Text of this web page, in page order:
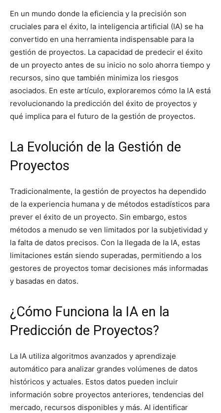
En un mundo donde la eficiencia y la precisión son
cruciales para el éxito, la inteligencia artificial (IA) se ha
convertido en una herramienta indispensable para la
gestión de proyectos. La capacidad de predecir el éxito
de un proyecto antes de su inicio no solo ahorra tiempo y
recursos, sino que también minimiza los riesgos
asociados. En este artículo, exploraremos cómo la IA está
revolucionando la predicción del éxito de proyectos y
qué implica para el futuro de la gestión de proyectos.
La Evolución de la Gestión de
Proyectos
Tradicionalmente, la gestión de proyectos ha dependido
de la experiencia humana y de métodos estadísticos para
prever el éxito de un proyecto. Sin embargo, estos
métodos a menudo se ven limitados por la subjetividad y
la falta de datos precisos. Con la llegada de la IA, estas
limitaciones están siendo superadas, permitiendo a los
gestores de proyectos tomar decisiones más informadas
y basadas en datos.
¿Cómo Funciona la IA en la
Predicción de Proyectos?
La IA utiliza algoritmos avanzados y aprendizaje
automático para analizar grandes volúmenes de datos
históricos y actuales. Estos datos pueden incluir
información sobre proyectos anteriores, tendencias del
mercado, recursos disponibles y más. Al identificar